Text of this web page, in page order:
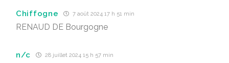
Chiffogne 7 août 2024 17 h 51 min
RENAUD DE Bourgogne
n/c 28 juillet 2024 15 h 57 min